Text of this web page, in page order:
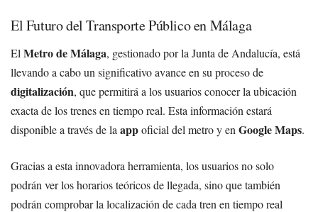
El Futuro del Transporte Público en Málaga
El Metro de Málaga, gestionado por la Junta de Andalucía, está
llevando a cabo un significativo avance en su proceso de
digitalización, que permitirá a los usuarios conocer la ubicación
exacta de los trenes en tiempo real. Esta información estará
disponible a través de la appoficial del metro y en Google Maps.
Gracias a esta innovadora herramienta, los usuarios no solo
podrán ver los horarios teóricos de llegada, sino que también
podrán comprobar la localización de cada tren en tiempo real